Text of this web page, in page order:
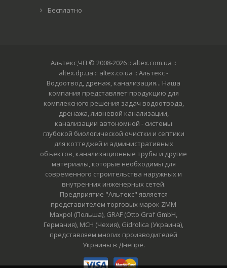
Бесплатно
Альтекс,ЧП © 2008-2026 :: altex.com.ua ::
altex.dp.ua :: altex.co.ua :: Альтекс -
Водоотвод, дренаж, канализация... Наша
компания представляет продукцию для
комплексного решения задач водоотвода,
дренажа, ливневой канализации,
канализации автономной - системы
глубокой биологической очистки и септики
для коттеджей и административных
объектов, канализационные трубы и другие
материалы, которые необходимы для
современного строительства наружных и
внутренних инженерных сетей.
Предприятие "Альтекс" является
представителем торговых марок ZMM
Maxpol (Польша), GRAF (Otto Graf GmbH,
Германия), MCH (Чехия), Gidrolica (Украина),
представляем многих производителей
Украины в Днепре.